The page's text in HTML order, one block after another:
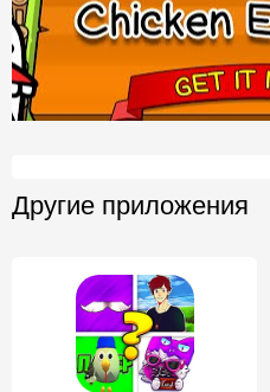
Другие приложения